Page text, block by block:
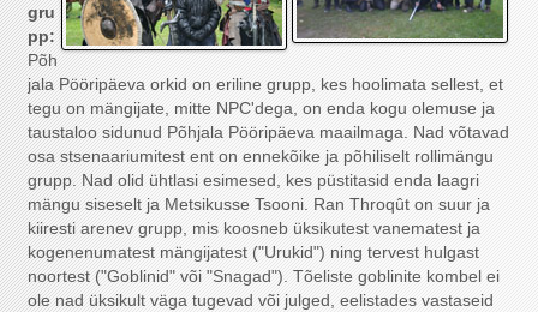
gru
pp:
Põh
jala Pööripäeva orkid on eriline grupp, kes hoolimata sellest, et
tegu on mängijate, mitte NPC'dega, on enda kogu olemuse ja
taustaloo sidunud Põhjala Pööripäeva maailmaga. Nad võtavad
osa stsenaariumitest ent on ennekõike ja põhiliselt rollimängu
grupp. Nad olid ühtlasi esimesed, kes püstitasid enda laagri
mängu siseselt ja Metsikusse Tsooni. Ran Throqût on suur ja
kiiresti arenev grupp, mis koosneb üksikutest vanematest ja
kogenenumatest mängijatest ("Urukid") ning tervest hulgast
noortest ("Goblinid" või "Snagad"). Tõeliste goblinite kombel ei
ole nad üksikult väga tugevad või julged, eelistades vastaseid